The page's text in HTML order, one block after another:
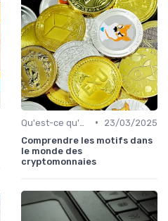
•
23/03/2025
Comprendre les motifs dans
le monde des
cryptomonnaies